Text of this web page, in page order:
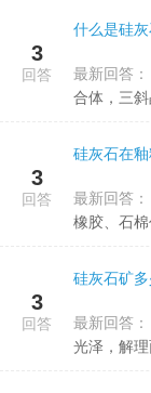
3
回答
什么是硅
最新回答：
合体，三
3
回答
硅灰石在
最新回答：
橡胶、石
3
回答
硅灰石矿
最新回答：
光泽，解